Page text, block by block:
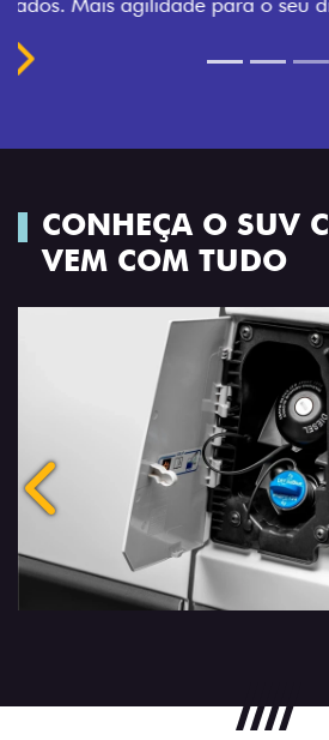
Próximo
VEM COM TUDO
Anterior